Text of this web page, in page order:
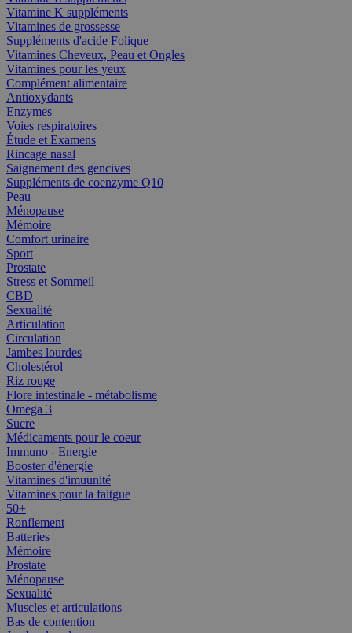
Vitamine K suppléments
Vitamines de grossesse
Suppléments d'acide Folique
Vitamines Cheveux, Peau et Ongles
Vitamines pour les yeux
Complément alimentaire
Antioxydants
Enzymes
Voies respiratoires
Étude et Examens
Rincage nasal
Saignement des gencives
Suppléments de coenzyme Q10
Peau
Ménopause
Mémoire
Comfort urinaire
Sport
Prostate
Stress et Sommeil
CBD
Sexualité
Articulation
Circulation
Jambes lourdes
Cholestérol
Riz rouge
Flore intestinale - métabolisme
Omega 3
Sucre
Médicaments pour le coeur
Immuno - Energie
Booster d'énergie
Vitamines d'imuunité
Vitamines pour la faitgue
50+
Ronflement
Batteries
Mémoire
Prostate
Ménopause
Sexualité
Muscles et articulations
Bas de contention